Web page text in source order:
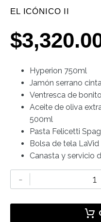
EL ICÓNICO II
$
Hyperion 750ml
Jamón serrano
Ventresca de
Aceite de oliva
500ml
Pasta Felicetti
Bolsa de tela LaVid
Canasta y servicio
-
ICÓNICO